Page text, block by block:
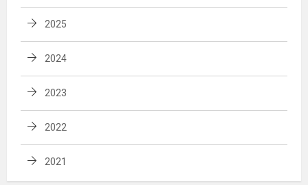
2025
2024
2023
2022
2021